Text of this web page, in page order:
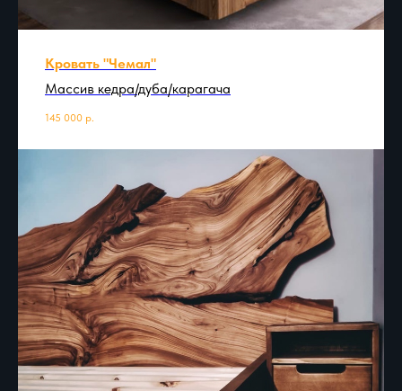
Кровать "Чемал"
Массив кедра/дуба/карагача
145 000 р.